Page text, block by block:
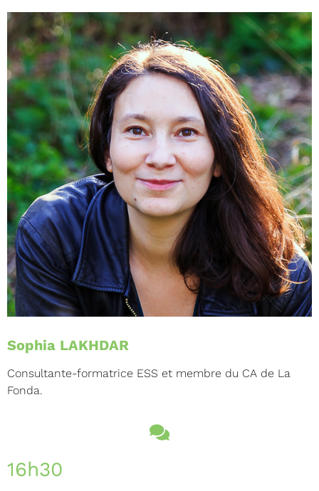
Sophia LAKHDAR
Consultante-formatrice ESS et membre du CA de La
Fonda.
16h30